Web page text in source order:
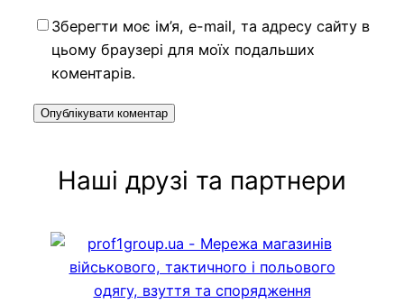
Зберегти моє ім’я, e-mail, та адресу сайту в
цьому браузері для моїх подальших
коментарів.
Наші друзі та партнери